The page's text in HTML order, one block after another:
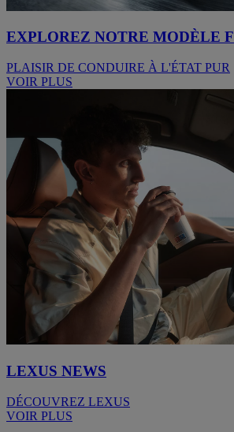
EXPLOREZ NOTRE MODÈLE F
PLAISIR DE CONDUIRE À L'ÉTAT PUR
VOIR PLUS
LEXUS NEWS
DÉCOUVREZ LEXUS
VOIR PLUS